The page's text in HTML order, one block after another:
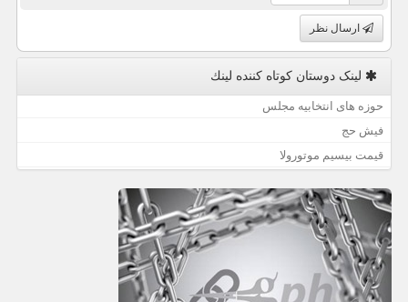
ارسال نظر
لینک دوستان كوتاه كننده لینك
حوزه های انتخابیه مجلس
فیش حج
قیمت بیسیم موتورولا